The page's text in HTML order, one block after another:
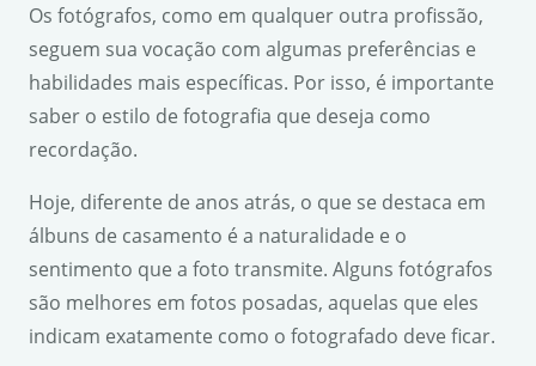
Os fotógrafos, como em qualquer outra profissão,
seguem sua vocação com algumas preferências e
habilidades mais específicas. Por isso, é importante
saber o estilo de fotografia que deseja como
recordação.
Hoje, diferente de anos atrás, o que se destaca em
álbuns de casamento é a naturalidade e o
sentimento que a foto transmite. Alguns fotógrafos
são melhores em fotos posadas, aquelas que eles
indicam exatamente como o fotografado deve ficar.